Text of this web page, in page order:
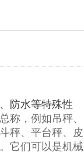
防水等特殊性
称，例如吊秤、
秤、平台秤、皮
它们可以是机械